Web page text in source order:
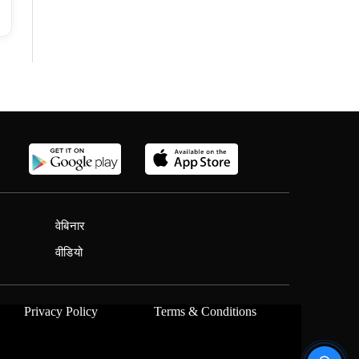
वेबिनार
वीडियो
Privacy Policy Terms & Conditions